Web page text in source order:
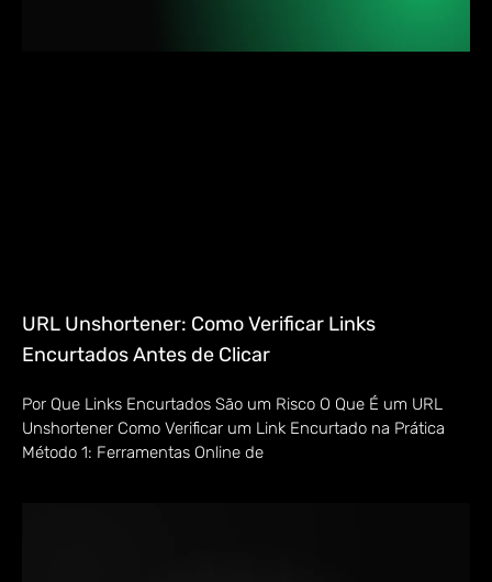
URL Unshortener: Como Verificar Links
Encurtados Antes de Clicar
Por Que Links Encurtados São um Risco O Que É um URL
Unshortener Como Verificar um Link Encurtado na Prática
Método 1: Ferramentas Online de